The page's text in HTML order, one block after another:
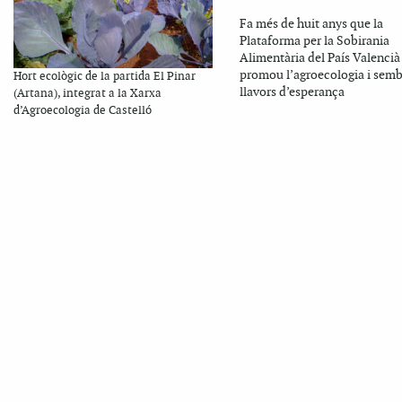
Hort ecològic de la partida El Pinar
(Artana), integrat a la Xarxa
d’Agroecologia de Castelló
Fa més de huit anys que la
Plataforma per la Sobirania
Alimentària del País Valencià
promou l’agroecologia i
llavors d’esperança